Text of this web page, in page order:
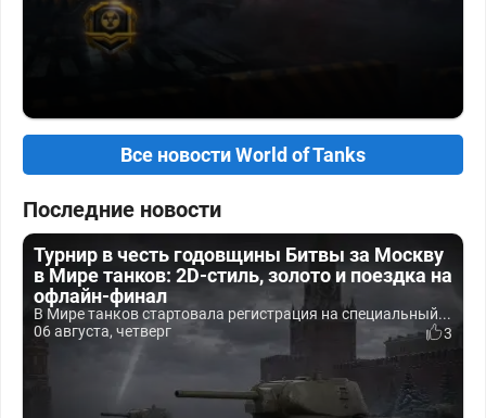
Все новости World of Tanks
Последние новости
Турнир в честь годовщины Битвы за Москву
в Мире танков: 2D-стиль, золото и поездка на
офлайн-финал
В Мире танков стартовала регистрация на специальный...
06 августа, четверг
3